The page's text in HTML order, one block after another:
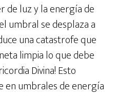
de luz y la energía de
umbral se desplaza a
una catastrofe que
limpia lo que debe
Divina! Esto
umbrales de energía